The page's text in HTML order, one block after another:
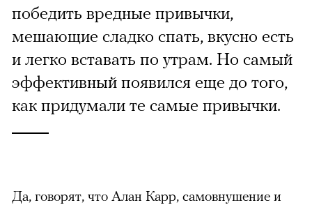
победить вредные привычки,
мешающие сладко спать, вкусно есть
и легко вставать по утрам. Но самый
эффективный появился еще до того,
как придумали те самые привычки.
Да, говорят, что Алан Карр, самовнушение и